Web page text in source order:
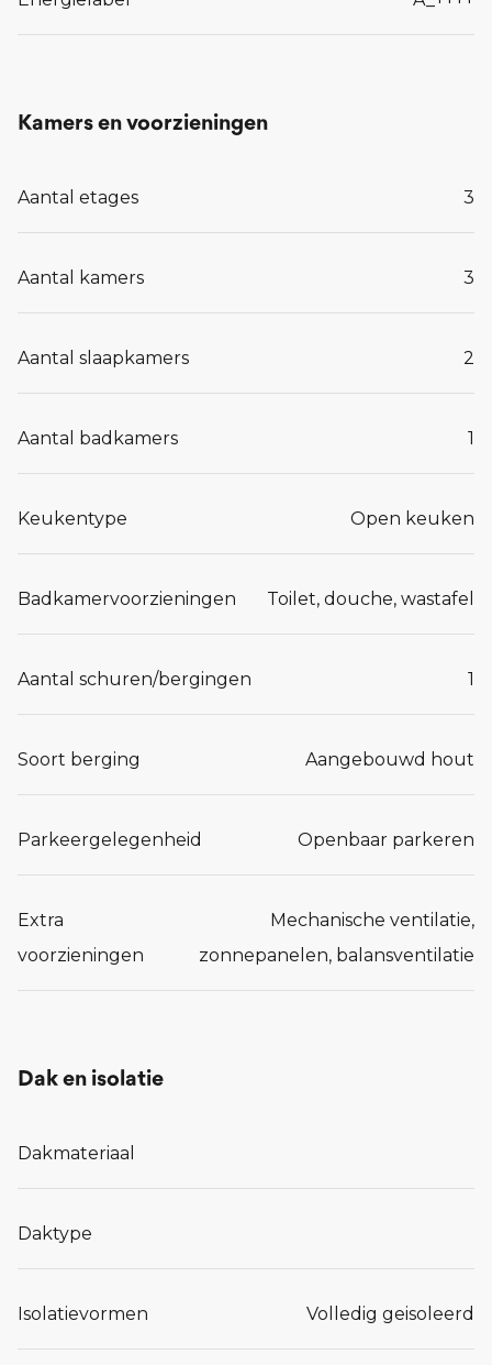
Kamers en voorzieningen
Aantal etages 3
Aantal kamers 3
Aantal slaapkamers 2
Aantal badkamers 1
Keukentype Open keuken
Badkamervoorzieningen Toilet, douche, wastafel
Aantal schuren/bergingen 1
Soort berging Aangebouwd hout
Parkeergelegenheid Openbaar parkeren
Extra
voorzieningen
Mechanische ventilatie,
zonnepanelen, balansventilatie
Dak en isolatie
Dakmateriaal
Daktype
Isolatievormen Volledig geisoleerd